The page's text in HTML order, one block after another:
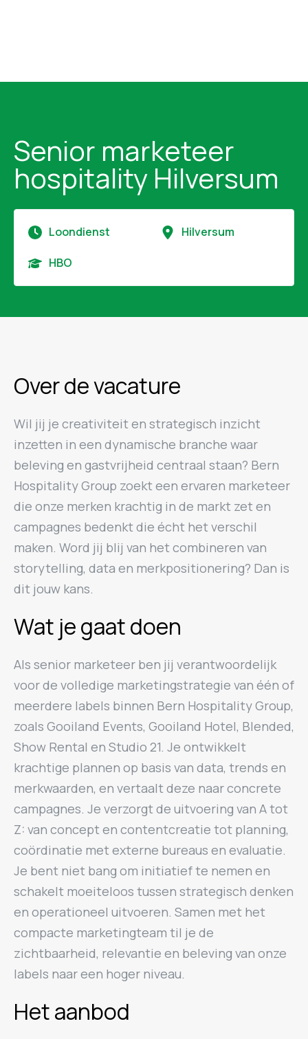
Senior marketeer
hospitality Hilversum
Loondienst Hilversum
HBO
Over de vacature
Wil jij je creativiteit en strategisch inzicht
inzetten in een dynamische branche waar
beleving en gastvrijheid centraal staan? Bern
Hospitality Group zoekt een ervaren marketeer
die onze merken krachtig in de markt zet en
campagnes bedenkt die écht het verschil
maken. Word jij blij van het combineren van
storytelling, data en merkpositionering? Dan is
dit jouw kans.
Wat je gaat doen
Als senior marketeer ben jij verantwoordelijk
voor de volledige marketingstrategie van één of
meerdere labels binnen Bern Hospitality Group,
zoals Gooiland Events, Gooiland Hotel, Blended,
Show Rental en Studio 21. Je ontwikkelt
krachtige plannen op basis van data, trends en
merkwaarden, en vertaalt deze naar concrete
campagnes. Je verzorgt de uitvoering van A tot
Z: van concept en contentcreatie tot planning,
coördinatie met externe bureaus en evaluatie.
Je bent niet bang om initiatief te nemen en
schakelt moeiteloos tussen strategisch denken
en operationeel uitvoeren. Samen met het
compacte marketingteam til je de
zichtbaarheid, relevantie en beleving van onze
labels naar een hoger niveau.
Het aanbod